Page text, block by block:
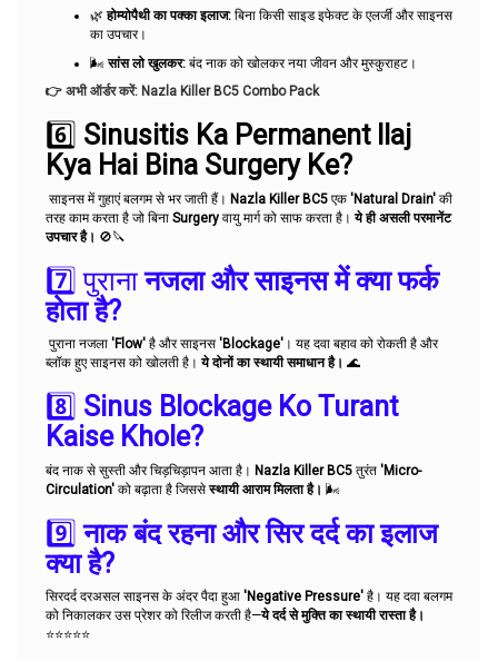
🌿होम्योपैथी का पक्का इलाज: बिना किसी साइड इफेक्ट के एलर्जी और साइनस
का उपचार।
🌬️सांस लो खुलकर: बंद नाक को खोलकर नया जीवन और मुस्कुराहट।
👉 अभी ऑर्डर करें: Nazla Killer BC5 Combo Pack
6️⃣ Sinusitis Ka Permanent Ilaj
Kya Hai Bina Surgery Ke?
साइनस में गुहाएं बलगम से भर जाती हैं। Nazla Killer BC5 एक 'Natural Drain' की
तरह काम करता है जो बिना Surgery वायु मार्ग को साफ करता है।ये ही असली परमानेंट
उपचार है। 🚫🔪
7️⃣ पुरानानजला और साइनस में क्या फर्क
होता है?
पुराना नजला 'Flow' है और साइनस 'Blockage' । यह दवा बहाव को रोकती है और
ब्लॉक हुए साइनस को खोलती है।ये दोनों का स्थायी समाधान है। 🌊
8️⃣ Sinus Blockage Ko Turant
Kaise Khole?
बंद नाक से सुस्ती और चिड़चिड़ापन आता है। Nazla Killer BC5 तुरंत 'Micro-
Circulation' को बढ़ाता है जिससेस्थायी आराम मिलता है। 🌬️
9️⃣नाक बंद रहना और सिर दर्द का इलाज
क्या है?
सिरदर्द दरअसल साइनस के अंदर पैदा हुआ 'Negative Pressure' है। यह दवा बलगम
को निकालकर उस प्रेशर को रिलीज करती है—ये दर्द से मुक्ति का स्थायी रास्ता है।
⭐⭐⭐⭐⭐